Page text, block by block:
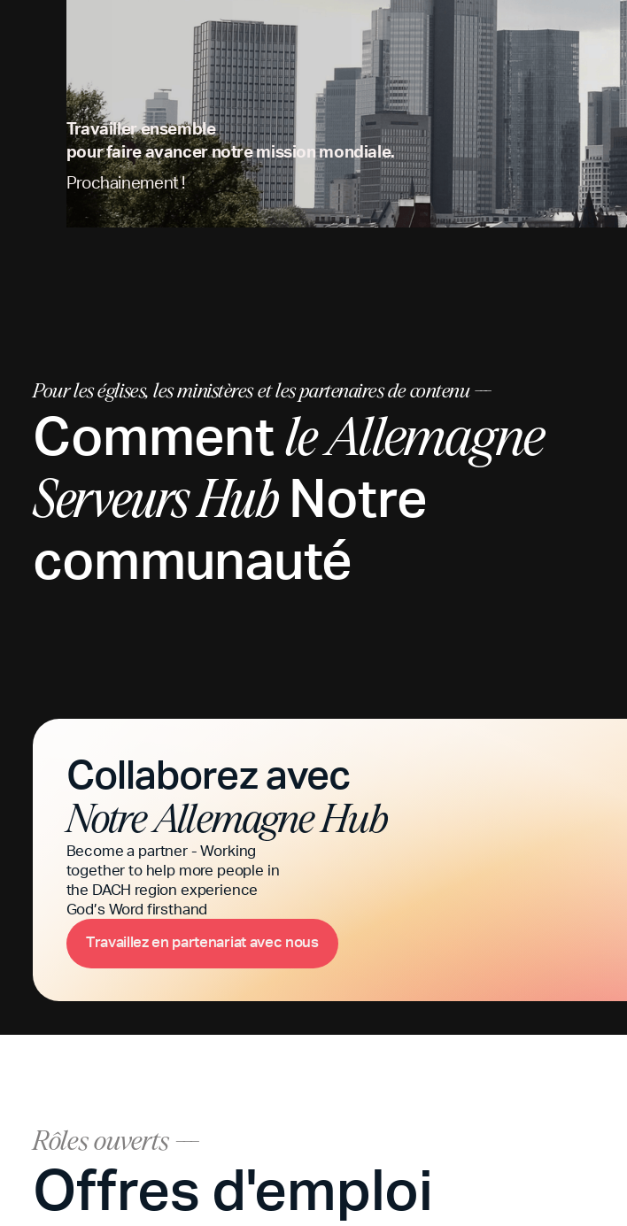
Travailler ensemble
pour faire avancer notre mission mondiale.
Prochainement !
Pour les églises, les ministères et les partenaires de contenu ---
Comment leAllemagne
Serveurs Hub Notre
communauté
Collaborez avec
NotreAllemagneHub
Become a partner - Working
together to help more people in
the DACH region experience
God’s Word firsthand
Travaillezen partenariatavec nous
Rôles ouverts ---
Offres d'emploi